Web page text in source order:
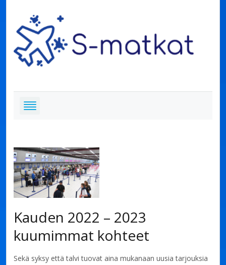
Kauden 2022 – 2023
kuumimmat kohteet
Sekä syksy että talvi tuovat aina mukanaan uusia tarjouksia